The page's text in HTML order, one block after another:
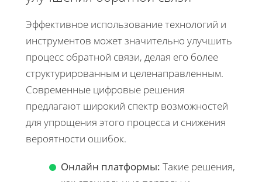
Эффективное использование технологий и
инструментов может значительно улучшить
процесс обратной связи, делая его более
структурированным и целенаправленным.
Современные цифровые решения
предлагают широкий спектр возможностей
для упрощения этого процесса и снижения
вероятности ошибок.
Онлайн платформы: Такие решения,